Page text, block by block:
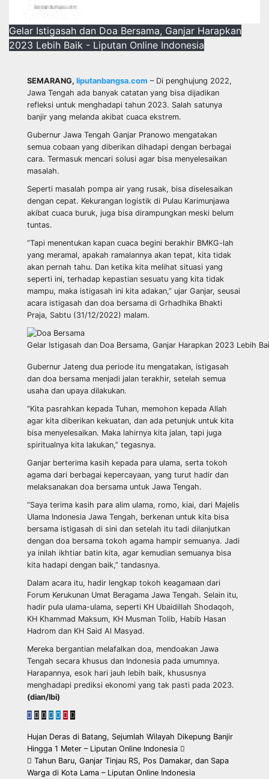
Gelar Istigasah dan Doa Bersama, Ganjar Harapkan
2023 Lebih Baik - Liputan Online Indonesia
SEMARANG, liputanbangsa.com – Di penghujung 2022,
Jawa Tengah ada banyak catatan yang bisa dijadikan
refleksi untuk menghadapi tahun 2023. Salah satunya
banjir yang melanda akibat cuaca ekstrem.
Gubernur Jawa Tengah Ganjar Pranowo mengatakan
semua cobaan yang diberikan dihadapi dengan berbagai
cara. Termasuk mencari solusi agar bisa menyelesaikan
masalah.
Seperti masalah pompa air yang rusak, bisa diselesaikan
dengan cepat. Kekurangan logistik di Pulau Karimunjawa
akibat cuaca buruk, juga bisa dirampungkan meski belum
tuntas.
“Tapi menentukan kapan cuaca begini berakhir BMKG-lah
yang meramal, apakah ramalannya akan tepat, kita tidak
akan pernah tahu. Dan ketika kita melihat situasi yang
seperti ini, terhadap kepastian sesuatu yang kita tidak
mampu, maka istigasah ini kita adakan,” ujar Ganjar, seusai
acara istigasah dan doa bersama di Grhadhika Bhakti
Praja, Sabtu (31/12/2022) malam.
Gelar Istigasah dan Doa Bersama, Ganjar Harapkan 2023 Lebih
Gubernur Jateng dua periode itu mengatakan, istigasah
dan doa bersama menjadi jalan terakhir, setelah semua
usaha dan upaya dilakukan.
“Kita pasrahkan kepada Tuhan, memohon kepada Allah
agar kita diberikan kekuatan, dan ada petunjuk untuk kita
bisa menyelesaikan. Maka lahirnya kita jalan, tapi juga
spiritualnya kita lakukan,” tegasnya.
Ganjar berterima kasih kepada para ulama, serta tokoh
agama dari berbagai kepercayaan, yang turut hadir dan
melaksanakan doa bersama untuk Jawa Tengah.
“Saya terima kasih para alim ulama, romo, kiai, dari Majelis
Ulama Indonesia Jawa Tengah, berkenan untuk kita bisa
bersama istigasah di sini dan setelah itu tadi dilanjutkan
dengan doa bersama tokoh agama hampir semuanya. Jadi
ya inilah ikhtiar batin kita, agar kemudian semuanya bisa
kita hadapi dengan baik,” tandasnya.
Dalam acara itu, hadir lengkap tokoh keagamaan dari
Forum Kerukunan Umat Beragama Jawa Tengah. Selain itu,
hadir pula ulama-ulama, seperti KH Ubaidillah Shodaqoh,
KH Khammad Maksum, KH Musman Tolib, Habib Hasan
Hadrom dan KH Said Al Masyad.
Mereka bergantian melafalkan doa, mendoakan Jawa
Tengah secara khusus dan Indonesia pada umumnya.
Harapannya, esok hari jauh lebih baik, khususnya
menghadapi prediksi ekonomi yang tak pasti pada 2023.
(dian/lbi)
Navigasi
pos
Hujan Deras di Batang, Sejumlah Wilayah Dikepung Banjir
Hingga 1 Meter – Liputan Online Indonesia
Tahun Baru, Ganjar Tinjau RS, Pos Damakar, dan Sapa
Warga di Kota Lama – Liputan Online Indonesia